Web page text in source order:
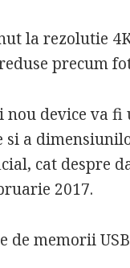
la rezolutie
precum
nou device va
a
cat despre
2017.
de memorii